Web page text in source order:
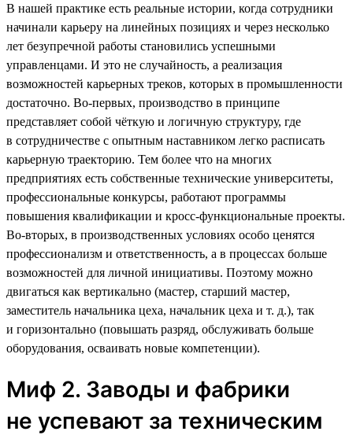
В нашей практике есть реальные истории, когда сотрудники
начинали карьеру на линейных позициях и через несколько
лет безупречной работы становились успешными
управленцами. И это не случайность, а реализация
возможностей карьерных треков, которых в промышленности
достаточно. Во-первых, производство в принципе
представляет собой чёткую и логичную структуру, где
в сотрудничестве с опытным наставником легко расписать
карьерную траекторию. Тем более что на многих
предприятиях есть собственные технические университеты,
профессиональные конкурсы, работают программы
повышения квалификации и кросс-функциональные проекты.
Во-вторых, в производственных условиях особо ценятся
профессионализм и ответственность, а в процессах больше
возможностей для личной инициативы. Поэтому можно
двигаться как вертикально (мастер, старший мастер,
заместитель начальника цеха, начальник цеха и т. д.), так
и горизонтально (повышать разряд, обслуживать больше
оборудования, осваивать новые компетенции).
Миф 2. Заводы и фабрики
не успевают за техническим